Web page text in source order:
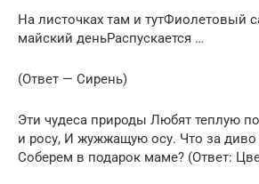
На листочках там и тутФиолетовый
майский деньРаспускается …
(Ответ — Сирень)
Эти чудеса природы Любят теплую
и росу, И жужжащую осу. Что за диво
Соберем в подарок маме? (Ответ: